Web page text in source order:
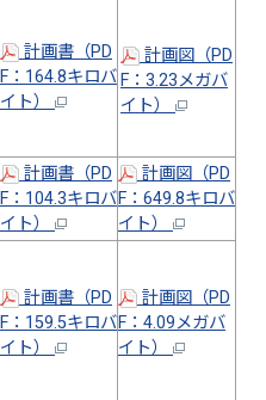
計画書（PD
F：164.8キロバ
イト）
計画図（PD
F：3.23メガバ
イト）
計画書（PD
F：104.3キロバ
イト）
計画図（PD
F：649.8キロバ
イト）
計画書（PD
F：159.5キロバ
イト）
計画図（PD
F：4.09メガバ
イト）